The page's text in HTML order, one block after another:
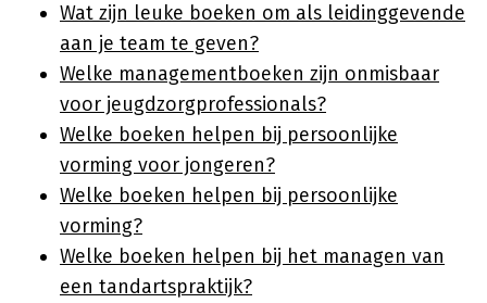
Wat zijn leuke boeken om als leidinggevende
aan je team te geven?
Welke managementboeken zijn onmisbaar
voor jeugdzorgprofessionals?
Welke boeken helpen bij persoonlijke
vorming voor jongeren?
Welke boeken helpen bij persoonlijke
vorming?
Welke boeken helpen bij het managen van
een tandartspraktijk?